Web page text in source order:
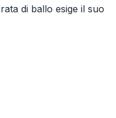
di ballo esige il suo